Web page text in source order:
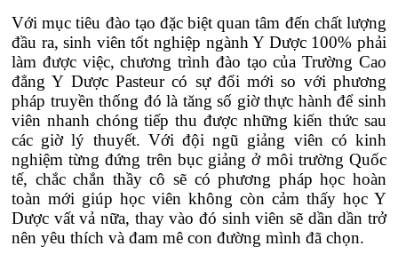
Với mục tiêu đào tạo đặc biệt quan tâm đến chất lượng
đầu ra, sinh viên tốt nghiệp ngành Y Dược 100% phải
làm được việc, chương trình đào tạo của Trường Cao
đẳng Y Dược Pasteur có sự đổi mới so với phương
pháp truyền thống đó là tăng số giờ thực hành để sinh
viên nhanh chóng tiếp thu được những kiến thức sau
các giờ lý thuyết. Với đội ngũ giảng viên có kinh
nghiệm từng đứng trên bục giảng ở môi trường Quốc
tế, chắc chắn thầy cô sẽ có phương pháp học hoàn
toàn mới giúp học viên không còn cảm thấy học Y
Dược vất vả nữa, thay vào đó sinh viên sẽ dần dần trở
nên yêu thích và đam mê con đường mình đã chọn.